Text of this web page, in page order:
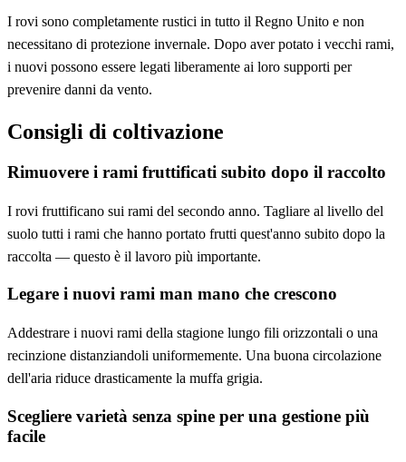
I rovi sono completamente rustici in tutto il Regno Unito e non
necessitano di protezione invernale. Dopo aver potato i vecchi rami,
i nuovi possono essere legati liberamente ai loro supporti per
prevenire danni da vento.
Consigli di coltivazione
Rimuovere i rami fruttificati subito dopo il raccolto
I rovi fruttificano sui rami del secondo anno. Tagliare al livello del
suolo tutti i rami che hanno portato frutti quest'anno subito dopo la
raccolta — questo è il lavoro più importante.
Legare i nuovi rami man mano che crescono
Addestrare i nuovi rami della stagione lungo fili orizzontali o una
recinzione distanziandoli uniformemente. Una buona circolazione
dell'aria riduce drasticamente la muffa grigia.
Scegliere varietà senza spine per una gestione più
facile